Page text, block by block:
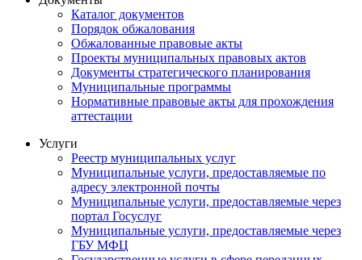
Каталог документов
Порядок обжалования
Обжалованные правовые акты
Проекты муниципальных правовых актов
Документы стратегического планирования
Муниципальные программы
Нормативные правовые акты для прохождения
аттестации
Услуги
Реестр муниципальных услуг
Муниципальные услуги, предоставляемые по
адресу электронной почты
Муниципальные услуги, предоставляемые через
портал Госуслуг
Муниципальные услуги, предоставляемые через
ГБУ МФЦ